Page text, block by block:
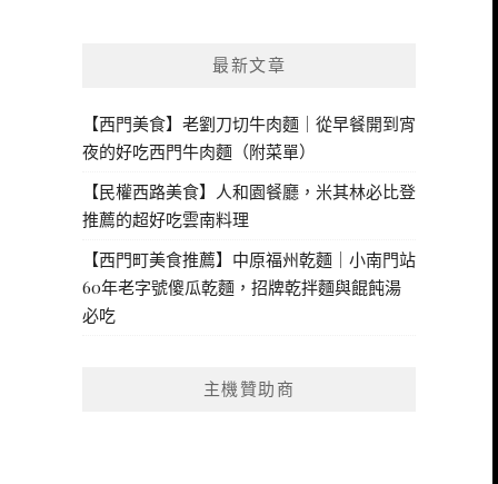
最新文章
【西門美食】老劉刀切牛肉麵｜從早餐開到宵
夜的好吃西門牛肉麵（附菜單）
【民權西路美食】人和園餐廳，米其林必比登
推薦的超好吃雲南料理
【西門町美食推薦】中原福州乾麵｜小南門站
60年老字號傻瓜乾麵，招牌乾拌麵與餛飩湯
必吃
主機贊助商